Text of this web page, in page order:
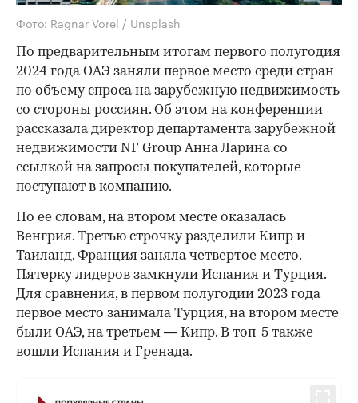
Фото: Ragnar Vorel / Unsplash
По предварительным итогам первого полугодия
2024 года ОАЭ заняли первое место среди стран
по объему спроса на зарубежную недвижимость
со стороны россиян. Об этом на конференции
рассказала директор департамента зарубежной
недвижимости NF Group Анна Ларина со
ссылкой на запросы покупателей, которые
поступают в компанию.
По ее словам, на втором месте оказалась
Венгрия. Третью строчку разделили Кипр и
Таиланд. Франция заняла четвертое место.
Пятерку лидеров замкнули Испания и Турция.
Для сравнения, в первом полугодии 2023 года
первое место занимала Турция, на втором месте
были ОАЭ, на третьем — Кипр. В топ-5 также
вошли Испания и Гренада.